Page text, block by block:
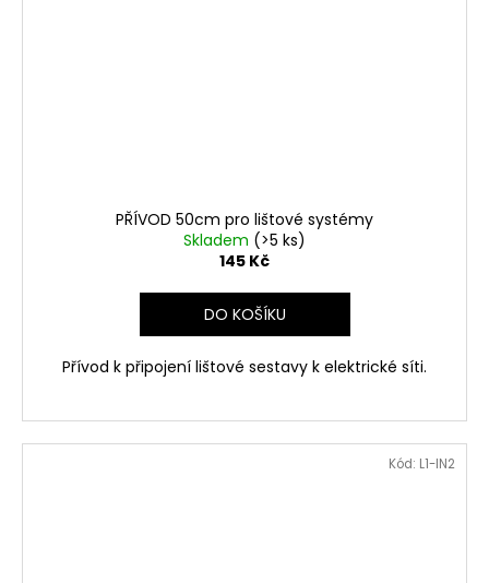
PŘÍVOD 50cm pro lištové systémy
Skladem (>5 ks)
145 Kč
DO KOŠÍKU
Přívod k připojení lištové sestavy k elektrické síti.
Kód: L1-IN2